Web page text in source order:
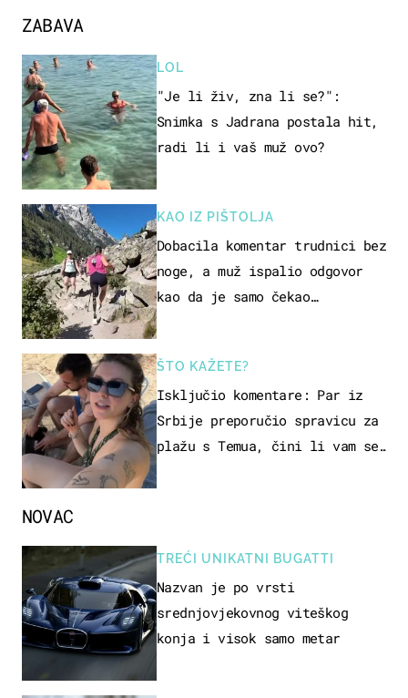
ZABAVA
LOL
"Je li živ, zna li se?":
Snimka s Jadrana postala hit,
radi li i vaš muž ovo?
KAO IZ PIŠTOLJA
Dobacila komentar trudnici bez
noge, a muž ispalio odgovor
kao da je samo čekao…
ŠTO KAŽETE?
Isključio komentare: Par iz
Srbije preporučio spravicu za
plažu s Temua, čini li vam se
NOVAC
TREĆI UNIKATNI BUGATTI
Nazvan je po vrsti
srednjovjekovnog viteškog
konja i visok samo metar